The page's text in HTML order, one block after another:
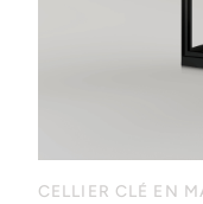
CELLIER CLÉ EN